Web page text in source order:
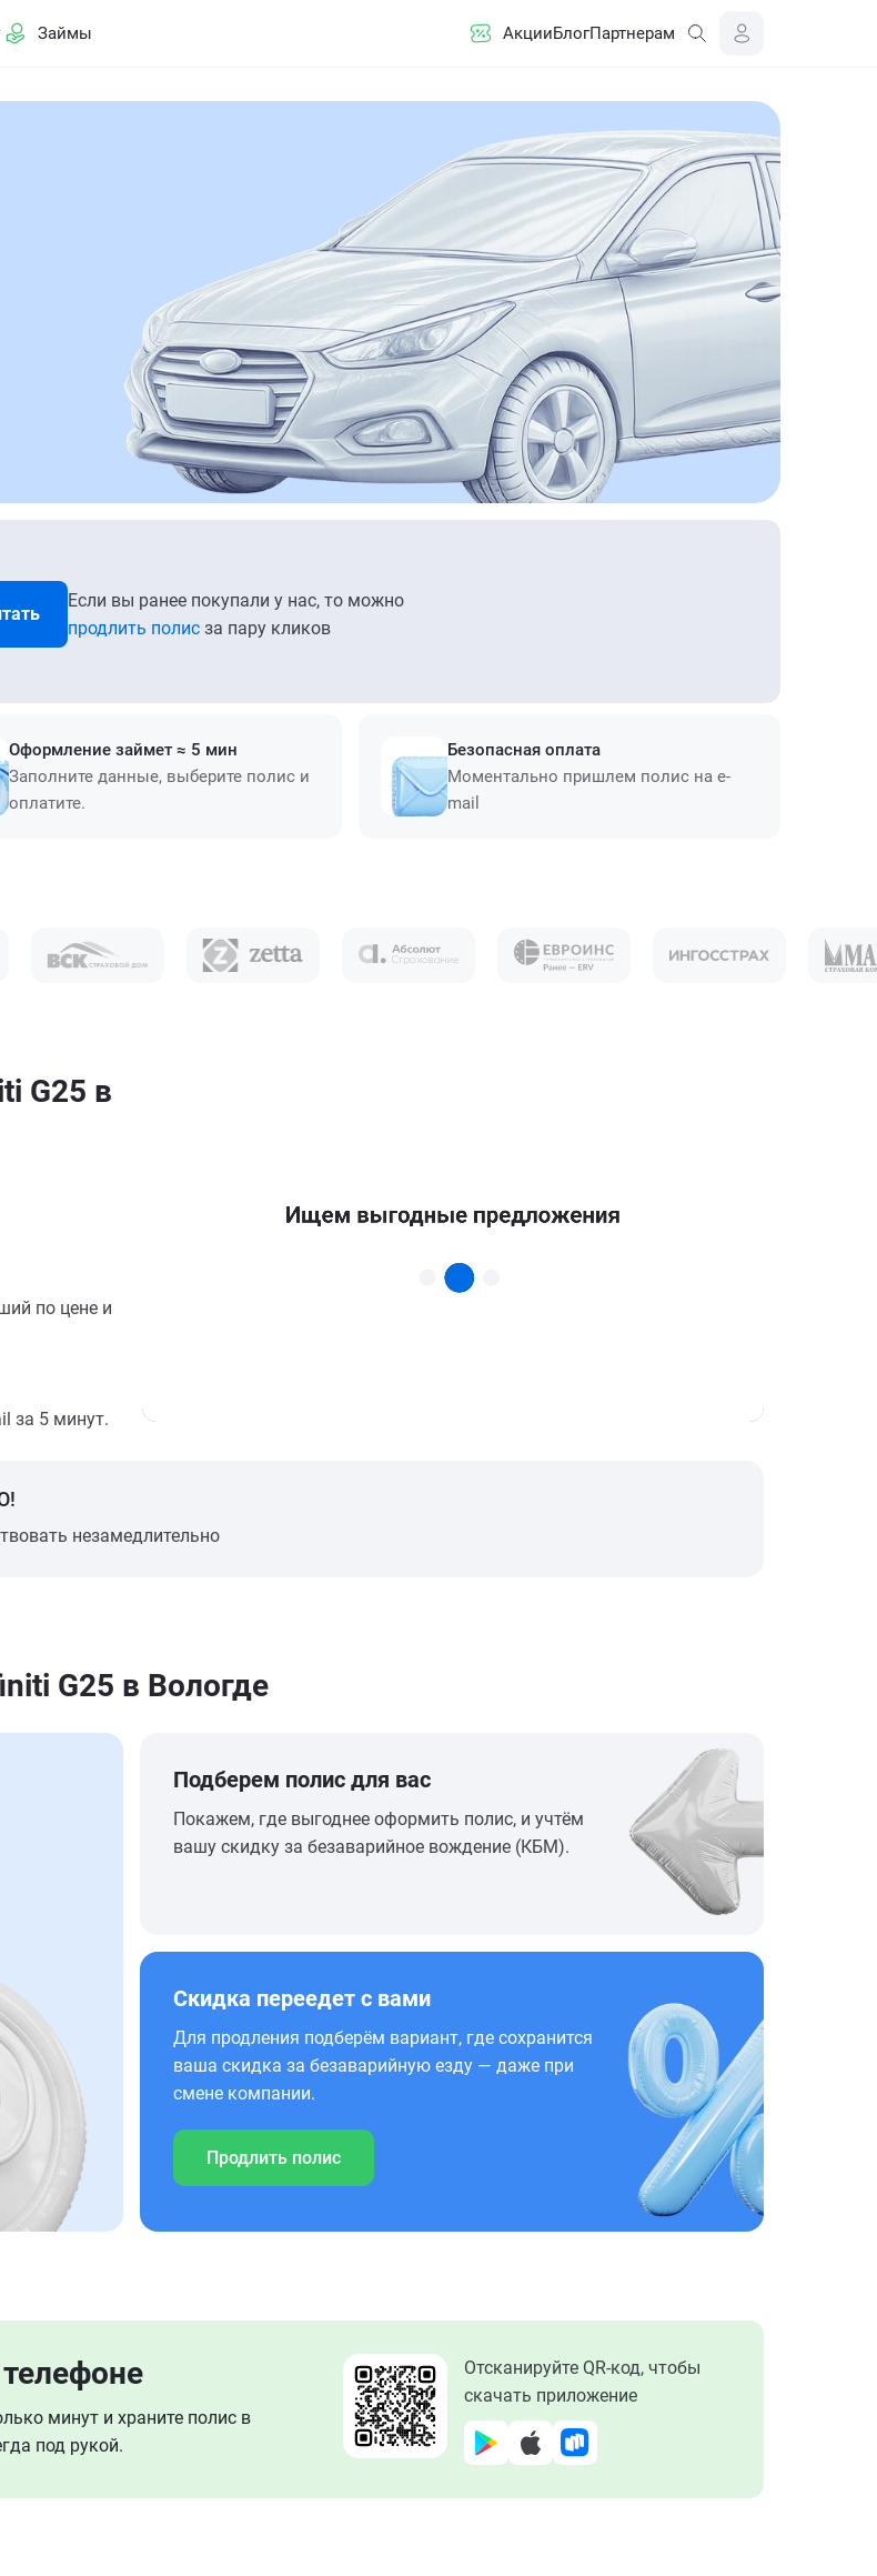
Займы АкцииБлогПартнерам
Если вы ранее покупали у нас, то можно
продлить полис за пару кликов
Оформление займет ≈ 5 мин
Заполните данные, выберите полис и
оплатите.
Безопасная оплата
Моментально пришлем полис на e-
mail
G25 в
по цене и
за 5 минут.
незамедлительно
G25 в Вологде
Подберем полис для вас
Покажем, где выгоднее оформить полис, и учтём
вашу скидку за безаварийное вождение (КБМ).
Скидка переедет с вами
Для продления подберём вариант, где сохранится
ваша скидка за безаварийную езду — даже при
смене компании.
Продлить полис
минут и храните полис в
под рукой.
Отсканируйте QR-код, чтобы
скачать приложение